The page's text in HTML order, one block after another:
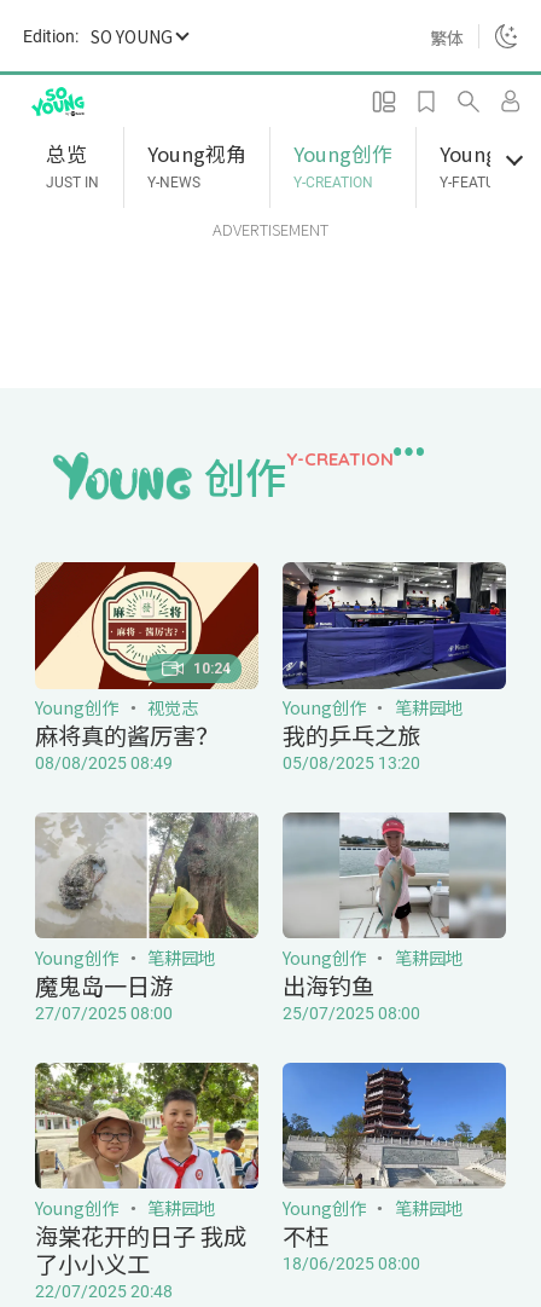
i
Edition: SO YOUNG 繁体
总览
JUST IN
Young视角
Y-NEWS
Young创作
Y-CREATION
Young专题
Y-FEATURES
ADVERTISEMENT
创作Y-CREATION
麻将真的酱厉害？
Young创作 视觉志
08/08/2025 08:49
10:24
我的乒乓之旅
Young创作 笔耕园地
05/08/2025 13:20
魔鬼岛一日游
Young创作 笔耕园地
27/07/2025 08:00
出海钓鱼
Young创作 笔耕园地
25/07/2025 08:00
海棠花开的日子 我成
了小小义工
Young创作 笔耕园地
22/07/2025 20:48
不枉
Young创作 笔耕园地
18/06/2025 08:00